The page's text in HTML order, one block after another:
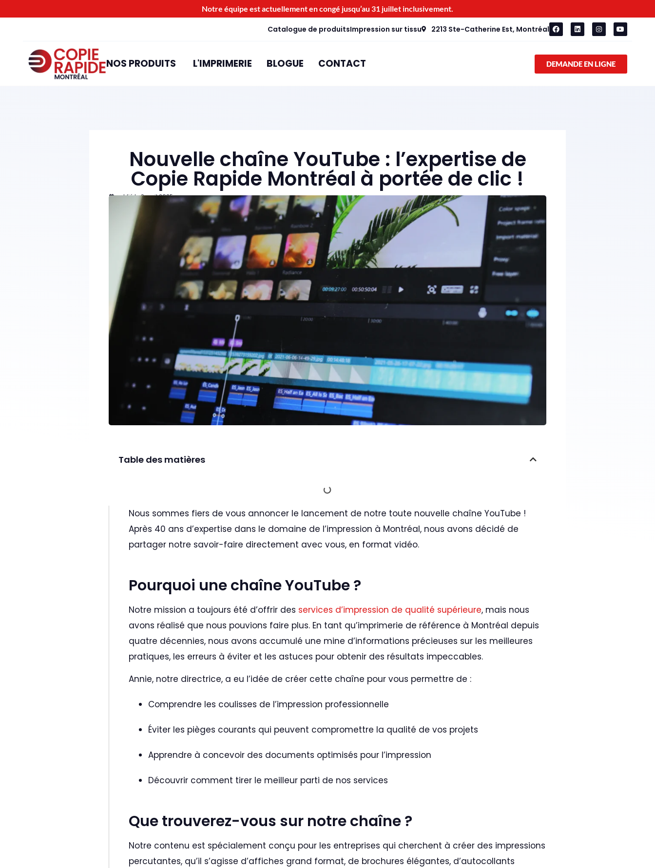
Notre équipe est actuellement en congé jusqu’au 31 juillet inclusivement.
Catalogue de produitsImpression sur tissu 2213 Ste-Catherine Est, Montréal
NOS PRODUITS L'IMPRIMERIE BLOGUE CONTACT DEMANDE EN LIGNE
Nouvelle chaîne YouTube : l’expertise de
Copie Rapide Montréal à portée de clic !
publié le9 avril 2025
Table des matières
Nous sommes fiers de vous annoncer le lancement de notre toute nouvelle chaîne YouTube !
Après 40 ans d’expertise dans le domaine de l’impression à Montréal, nous avons décidé de
partager notre savoir-faire directement avec vous, en format vidéo.
Pourquoi une chaîne YouTube ?
Notre mission a toujours été d’offrir des services d’impression de qualité supérieure, mais nous
avons réalisé que nous pouvions faire plus. En tant qu’imprimerie de référence à Montréal depuis
quatre décennies, nous avons accumulé une mine d’informations précieuses sur les meilleures
pratiques, les erreurs à éviter et les astuces pour obtenir des résultats impeccables.
Annie, notre directrice, a eu l’idée de créer cette chaîne pour vous permettre de :
Comprendre les coulisses de l’impression professionnelle
Éviter les pièges courants qui peuvent compromettre la qualité de vos projets
Apprendre à concevoir des documents optimisés pour l’impression
Découvrir comment tirer le meilleur parti de nos services
Que trouverez-vous sur notre chaîne ?
Notre contenu est spécialement conçu pour les entreprises qui cherchent à créer des impressions
percutantes, qu’il s’agisse d’affiches grand format, de brochures élégantes, d’autocollants